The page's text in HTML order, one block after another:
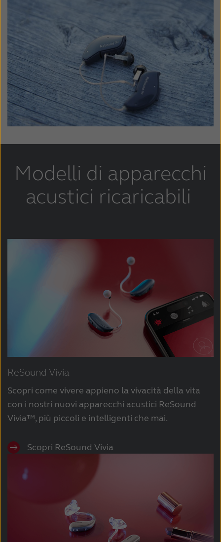
Modelli di apparecchi
acustici ricaricabili
ReSound Vivia
Scopri come vivere appieno la vivacità della vita
con i nostri nuovi apparecchi acustici ReSound
Vivia™, più piccoli e intelligenti che mai.
Scopri ReSound Vivia